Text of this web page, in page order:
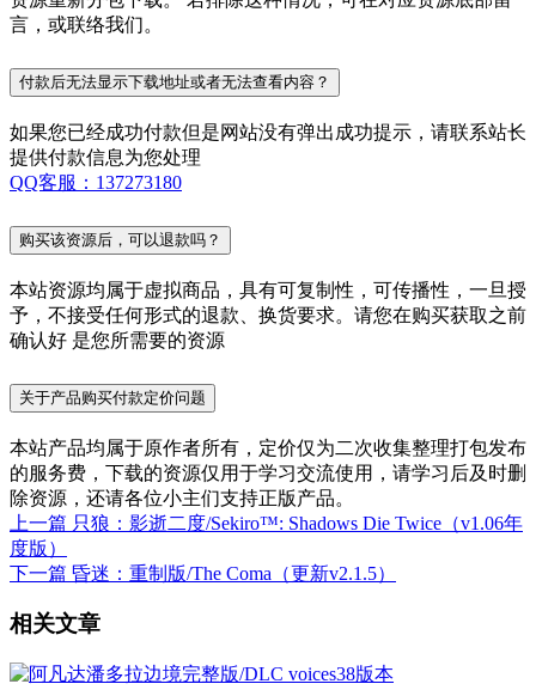
言，或联络我们。
付款后无法显示下载地址或者无法查看内容？
如果您已经成功付款但是网站没有弹出成功提示，请联系站长
提供付款信息为您处理
QQ客服：137273180
购买该资源后，可以退款吗？
本站资源均属于虚拟商品，具有可复制性，可传播性，一旦授
予，不接受任何形式的退款、换货要求。请您在购买获取之前
确认好 是您所需要的资源
关于产品购买付款定价问题
本站产品均属于原作者所有，定价仅为二次收集整理打包发布
的服务费，下载的资源仅用于学习交流使用，请学习后及时删
除资源，还请各位小主们支持正版产品。
上一篇 只狼：影逝二度/Sekiro™: Shadows Die Twice（v1.06年
度版）
下一篇 昏迷：重制版/The Coma（更新v2.1.5）
相关文章